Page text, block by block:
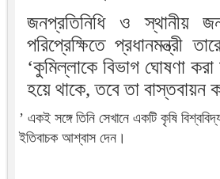
জনপ্রতিনিধি ও স্থানীয়
পরিপ্রেক্ষিতে প্রধানমন্ত্রী
‘কুমিল্লাকে বিভাগ ঘোষণা করা
হয়ে থাকে, তবে তা বাস্তবায়ন
’ একই সঙ্গে তিনি সেখানে একটি কৃষি
ইতিবাচক আশ্বাস দেন।